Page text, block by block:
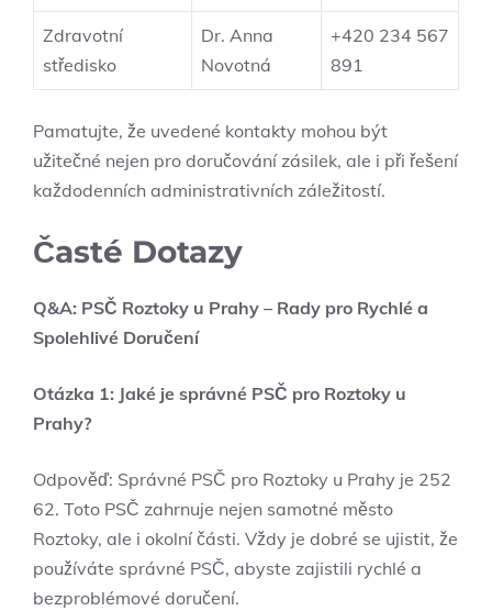
Zdravotní
středisko
Dr. Anna⁣
Novotná
+420 ‍234 567
​891
Pamatujte, že ⁣uvedené⁣ kontakty mohou ​být
užitečné nejen ‍pro doručování zásilek, ale i při řešení
⁢každodenních administrativních záležitostí.
Časté ‍Dotazy
Q&A:⁢ PSČ Roztoky u Prahy – Rady pro Rychlé ⁤a
Spolehlivé Doručení
Otázka 1: Jaké je správné PSČ⁤ pro ‌Roztoky⁣ u
Prahy?
Odpověď: ‍Správné PSČ pro Roztoky‍ u Prahy je⁢ 252
62. Toto PSČ⁤ zahrnuje nejen samotné‍ město
Roztoky,⁤ ale⁤ i okolní části. Vždy je dobré se ujistit, že
používáte‌ správné PSČ, abyste zajistili rychlé a
bezproblémové doručení.